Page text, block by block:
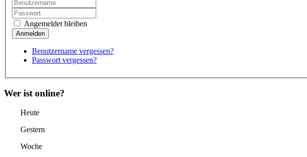
Angemeldet bleiben
Benutzername vergessen?
Passwort vergessen?
Wer ist online?
Heute
Gestern
Woche